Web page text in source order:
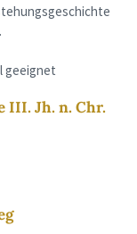
geeignet
III. Jh. n. Chr.